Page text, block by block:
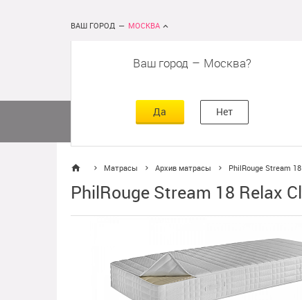
ВАШ ГОРОД — МОСКВА
Ваш город – Москва
Да Нет
Кровати
Матрасы Архив матрасы PhilRouge Stream
PhilRouge Stream 18 Relax